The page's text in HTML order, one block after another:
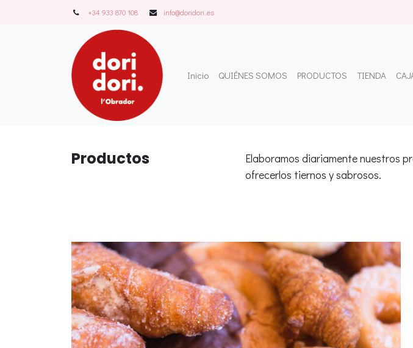
+34 933 870 108 info@doridori..es
Inicio QUIÉNES SOMOS PRODUCTOS TIENDA
Productos
Elaboramos diariamente nuestros
ofrecerlos tiernos y sabrosos.